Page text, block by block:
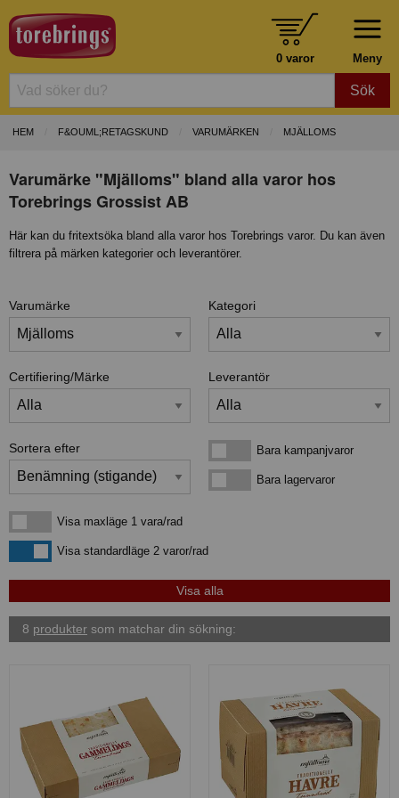
Meny
0 varor
Sök
HEM F&OUML;RETAGSKUND VARUMÄRKEN MJÄLLOMS
Varumärke "Mjälloms" bland alla varor hos
Torebrings Grossist AB
Här kan du fritextsöka bland alla varor hos Torebrings varor. Du kan även
filtrera på märken kategorier och leverantörer.
Varumärke Kategori
Certifiering/Märke Leverantör
Sortera efter Bara kampanjvarorBara kampanjvaror
Bara lagervarorBara lagervaror
Visa maxläge 1 vara/rad
Visa maxläge 1 vara/rad
Visa standardlägeVisa standardläge 2 varor/rad
8 produkter som matchar din sökning: